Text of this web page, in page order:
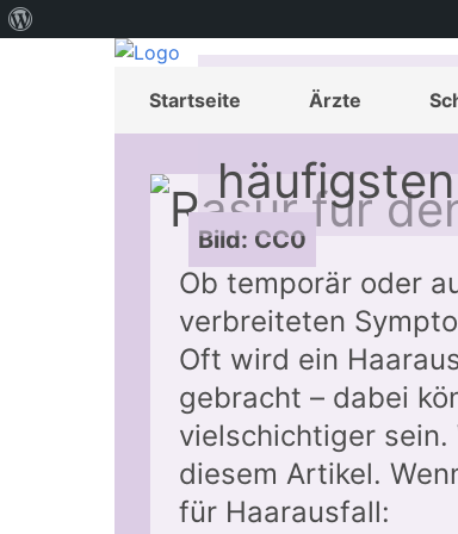
Startseite Ärzte
Bild: CC0
Wenn der
Ob temporär oder
verbreiteten
Oft wird ein
gebracht – dabei
vielschichtiger
diesem Artikel.
für Haarausfall: